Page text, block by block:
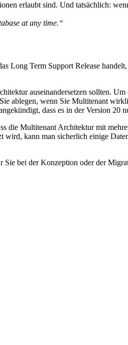
erlaubt sind. Und tatsächlich:
at any time.“
Long Term Support Release
auseinandersetzen sollten.
ablegen, wenn Sie Multitenant
dass es in der Version 20
die Multitenant Architektur mit
kann man sicherlich einige
bei der Konzeption oder der